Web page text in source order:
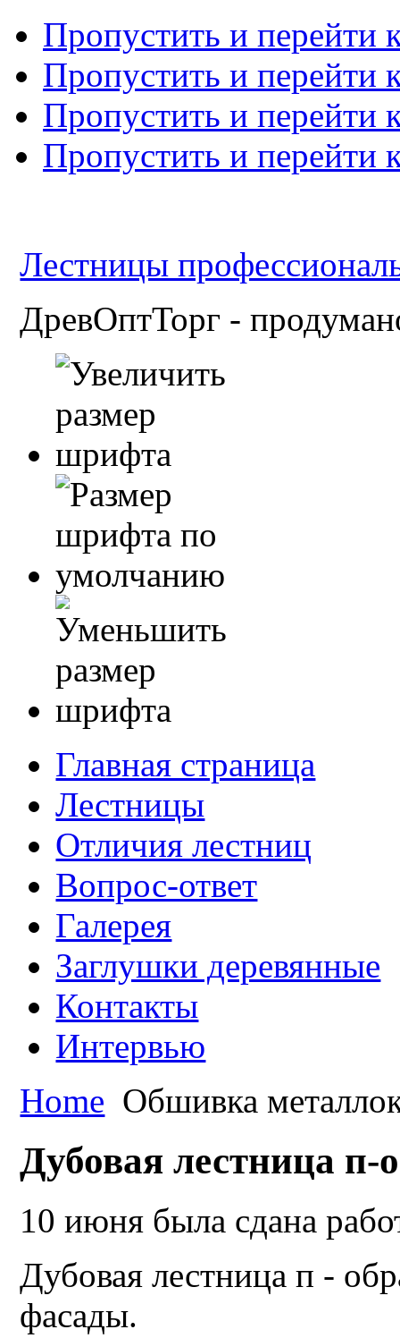
Пропустить и перейти
Пропустить и перейти
Пропустить и перейти
Пропустить и перейти
Лестницы
ДревОптТорг -
Главная страница
Лестницы
Отличия лестниц
Вопрос-ответ
Галерея
Заглушки деревянные
Контакты
Интервью
Home Обшивка
Дубовая лестница п-
10 июня была сдана
Дубовая лестница п -
фасады.